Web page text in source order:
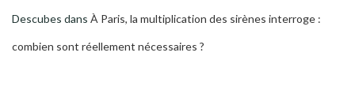
Descubes dans À Paris, la multiplication des sirènes interroge :
combien sont réellement nécessaires ?